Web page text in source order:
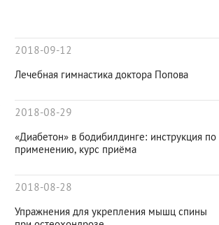
2018-09-12
Лечебная гимнастика доктора Попова
2018-08-29
«Диабетон» в бодибилдинге: инструкция по
применению, курс приёма
2018-08-28
Упражнения для укрепления мышц спины